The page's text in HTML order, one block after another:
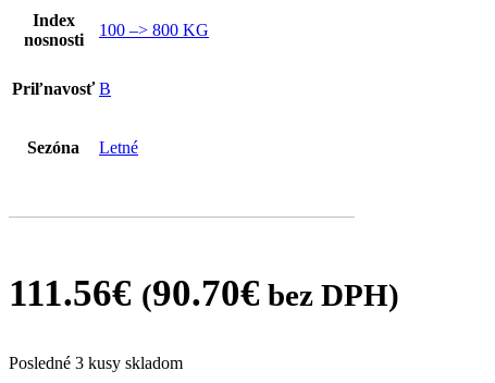
Index
nosnosti
100 –> 800 KG
Priľnavosť B
Sezóna Letné
111.56€ (90.70€ bez DPH)
Posledné 3 kusy skladom